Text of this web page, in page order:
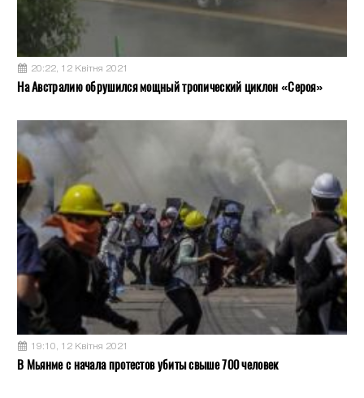
20:22, 12 Квітня 2021
На Австралию обрушился мощный тропический циклон «Сероя»
19:10, 12 Квітня 2021
В Мьянме с начала протестов убиты свыше 700 человек